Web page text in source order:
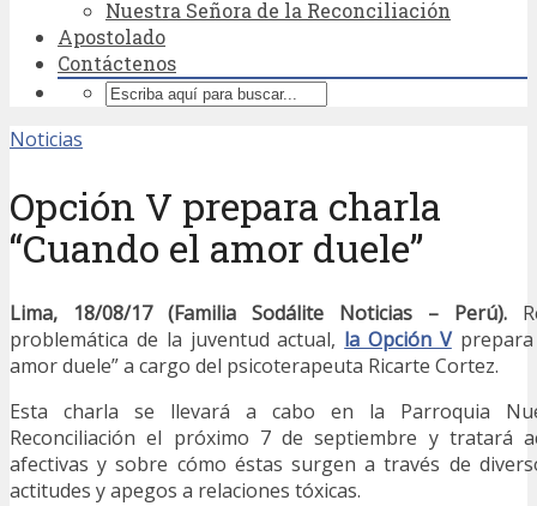
Nuestra Señora de la Reconciliación
Apostolado
Contáctenos
Noticias
Opción V prepara charla
“Cuando el amor duele”
Lima, 18/08/17 (Familia Sodálite Noticias – Perú).
problemática de la juventud actual, la Opción Vprepara
amor duele” a cargo del psicoterapeuta Ricarte Cortez.
Esta charla se llevará a cabo en la Parroquia
Reconciliación el próximo 7 de septiembre y tratará
afectivas y sobre cómo éstas surgen a través de
actitudes y apegos a relaciones tóxicas.